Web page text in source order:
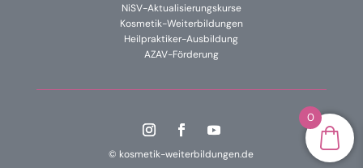
NiSV-Aktualisierungskurse
Kosmetik-Weiterbildungen
Heilpraktiker-Ausbildung
AZAV-Förderung
© kosmetik-weiterbildungen.de
0